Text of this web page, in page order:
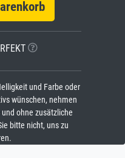
und Farbe oder
wünschen, nehmen
ohne zusätzliche
bitte nicht, uns zu